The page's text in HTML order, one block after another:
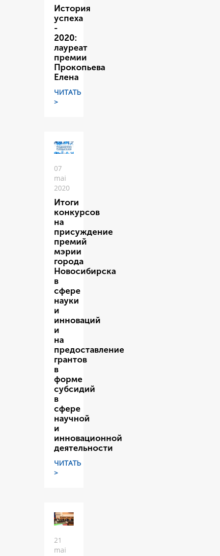
История
успеха
-
2020:
лауреат
премии
Прокопьева
Елена
ЧИТАТЬ
>
07
mai
2020
Итоги
конкурсов
на
присуждение
премий
мэрии
города
Новосибирска
в
сфере
науки
и
инноваций
и
на
предоставление
грантов
в
форме
субсидий
в
сфере
научной
и
инновационной
деятельности
ЧИТАТЬ
>
21
mai